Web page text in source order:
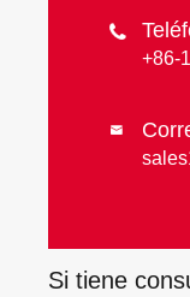

+86-

Si tiene